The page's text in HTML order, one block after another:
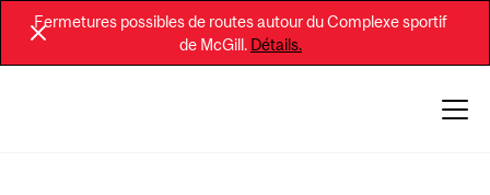
Fermetures possibles de routes autour du Complexe sportif
de McGill. Détails.